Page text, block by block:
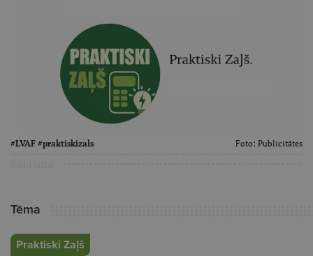
#LVAF #praktiskizals Foto: Publicitātes
Tēma
Praktiski Zaļš